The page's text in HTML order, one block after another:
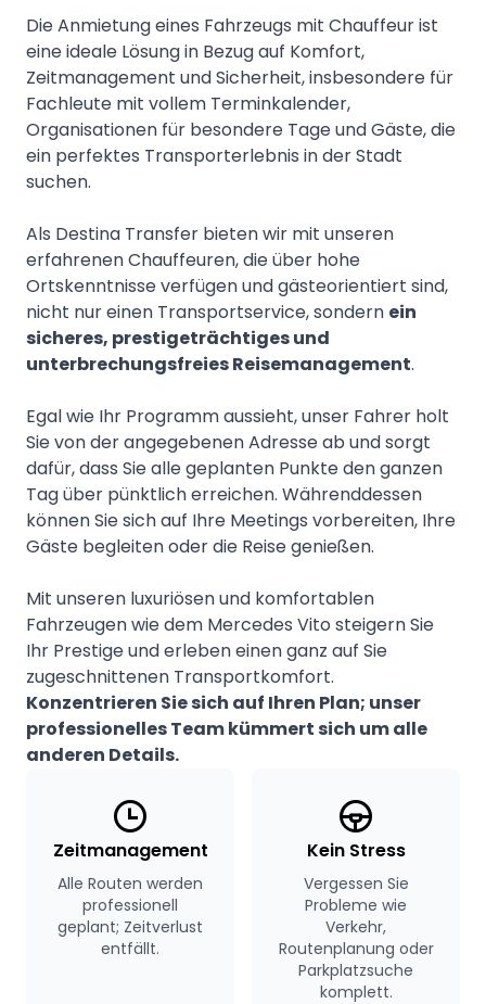
Die Anmietung eines Fahrzeugs mit Chauffeur ist
eine ideale Lösung in Bezug auf Komfort,
Zeitmanagement und Sicherheit, insbesondere für
Fachleute mit vollem Terminkalender,
Organisationen für besondere Tage und Gäste, die
ein perfektes Transporterlebnis in der Stadt
suchen.
Als Destina Transfer bieten wir mit unseren
erfahrenen Chauffeuren, die über hohe
Ortskenntnisse verfügen und gästeorientiert sind,
nicht nur einen Transportservice, sondern ein
sicheres, prestigeträchtiges und
unterbrechungsfreies Reisemanagement.
Egal wie Ihr Programm aussieht, unser Fahrer holt
Sie von der angegebenen Adresse ab und sorgt
dafür, dass Sie alle geplanten Punkte den ganzen
Tag über pünktlich erreichen. Währenddessen
können Sie sich auf Ihre Meetings vorbereiten, Ihre
Gäste begleiten oder die Reise genießen.
Mit unseren luxuriösen und komfortablen
Fahrzeugen wie dem Mercedes Vito steigern Sie
Ihr Prestige und erleben einen ganz auf Sie
zugeschnittenen Transportkomfort.
Konzentrieren Sie sich auf Ihren Plan; unser
professionelles Team kümmert sich um alle
anderen Details.
Zeitmanagement
Alle Routen werden
professionell
geplant; Zeitverlust
entfällt.
Kein Stress
Vergessen Sie
Probleme wie
Verkehr,
Routenplanung oder
Parkplatzsuche
komplett.